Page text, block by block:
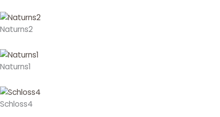
Naturns2
Naturns1
Schloss4